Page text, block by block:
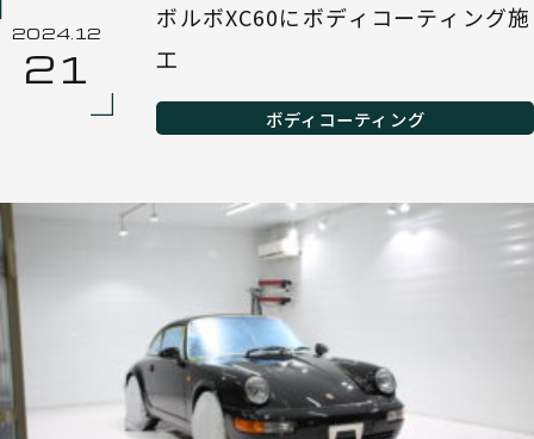
2024.12
21
ボルボXC60にボディコーティング施
工
ボディコーティング